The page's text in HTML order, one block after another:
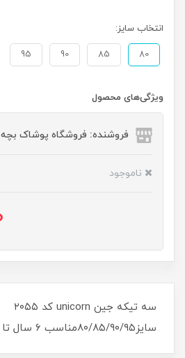
انتخاب سایز:
80
85
90
95
ویژگی‌های محصول
فروشنده: فروشگاه پوشاک
ناموجود
سه تیکه جین unicorn کد ۲۰۵۵
سایز۸۰/۸۵/۹۰/۹۵مناسب ۶ سال تا ۱۲سال